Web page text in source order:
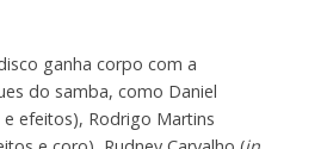
ganha corpo com a
do samba, como Daniel
efeitos), Rodrigo Martins